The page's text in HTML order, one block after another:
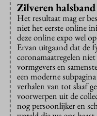
Zilveren
Het resultaat mag er
niet het eerste online
deze online expo wel
Ervan uitgaand dat de
coronamaatregelen
vormgevers en
een moderne
verhalen van tot slaaf
voorwerpen uit de
nog persoonlijker en